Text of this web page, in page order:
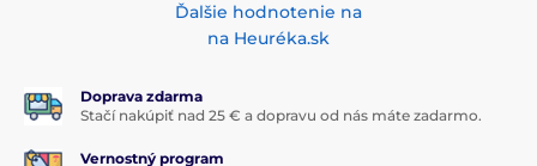
Ďalšie hodnotenie na
na Heuréka.sk
Doprava zdarma
Stačí nakúpiť nad 25 € a dopravu od nás máte zadarmo.
Vernostný program